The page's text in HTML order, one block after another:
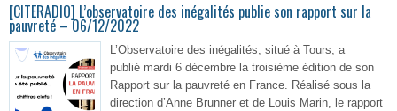
[CITERADIO] L’observatoire des inégalités publie son rapport sur la
pauvreté – 06/12/2022
L’Observatoire des inégalités, situé à Tours, a
publié mardi 6 décembre la troisième édition de son
Rapport sur la pauvreté en France. Réalisé sous la
direction d’Anne Brunner et de Louis Marin, le rapport